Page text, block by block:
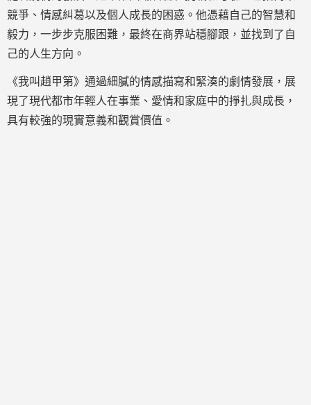
競爭、情感糾葛以及個人成長的困惑。他憑藉自己的智慧和
毅力，一步步克服困難，最終在商界站穩腳跟，並找到了自
己的人生方向。
《我叫趙甲第》通過細膩的情感描寫和緊湊的劇情發展，展
現了現代都市年輕人在事業、愛情和家庭中的掙扎與成長，
具有較強的現實意義和觀賞價值。